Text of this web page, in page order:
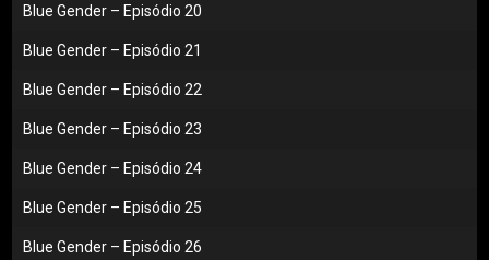
Blue Gender – Episódio 20
Blue Gender – Episódio 21
Blue Gender – Episódio 22
Blue Gender – Episódio 23
Blue Gender – Episódio 24
Blue Gender – Episódio 25
Blue Gender – Episódio 26